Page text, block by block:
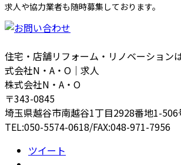
求人や協力業者も随時募集しております。
住宅・店舗リフォーム・リノベーション
式会社N・A・O｜求人
株式会社N・A・O
〒343-0845
埼玉県越谷市南越谷1丁目2928番地1-506
TEL:050-5574-0618/FAX:048-971-7956
ツイート